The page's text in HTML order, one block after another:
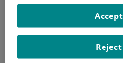
Investigación
Reject
Accept